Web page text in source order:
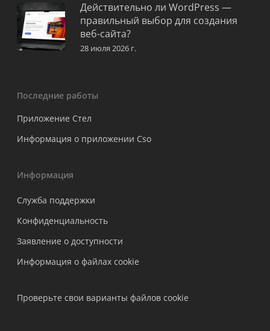
Действительно ли WordPress —
правильный выбор для создания
веб-сайта?
28 июля 2026 г.
Последние работы
Приложение Стел
Информация о приложении Cso
Информация
Служба поддержки
Конфиденциальность
Заявление о доступности
Информация о файлах cookie
Проверьте свои варианты файлов cookie